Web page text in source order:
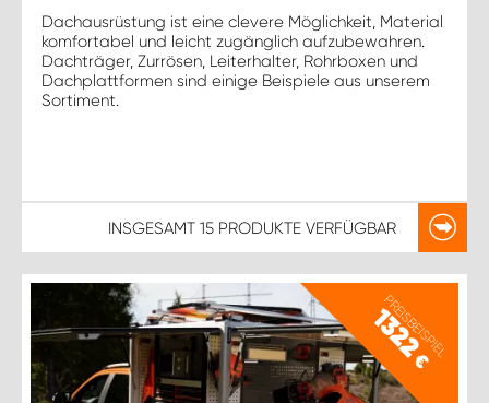
Dachausrüstung ist eine clevere Möglichkeit, Material
komfortabel und leicht zugänglich aufzubewahren.
Dachträger, Zurrösen, Leiterhalter, Rohrboxen und
Dachplattformen sind einige Beispiele aus unserem
Sortiment.
INSGESAMT 15 PRODUKTE VERFÜGBAR
PREISBEISPIEL
1322
€